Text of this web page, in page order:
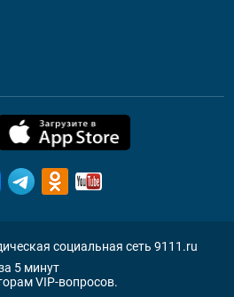
социальная сеть 9111.ru
5 минут
VIP-вопросов.